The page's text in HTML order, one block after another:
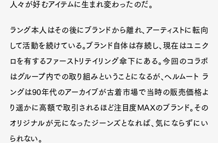
人々が好むアイテムに生まれ変わったのだ。
ラング本人はその後にブランドから離れ、アーティストに転向
して活動を続けている。ブランド自体は存続し、現在はユニク
ロを有するファーストリテイリング傘下にある。今回のコラボ
はグループ内での取り組みということになるが、ヘルムート ラ
ングは90年代のアーカイブが古着市場で当時の販売価格よ
り遥かに高額で取引されるほど注目度MAXのブランド。その
オリジナルが元になったジーンズとなれば、気にならずにい
られない。